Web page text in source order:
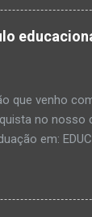
que venho
no nosso
em: